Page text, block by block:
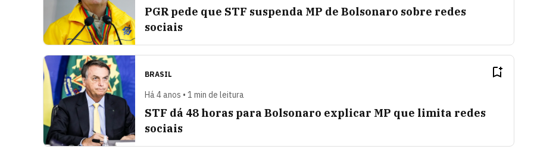
PGR pede que STF suspenda MP de Bolsonaro sobre redes
sociais
BRASIL
Há 4 anos • 1 min de leitura
STF dá 48 horas para Bolsonaro explicar MP que limita redes
sociais